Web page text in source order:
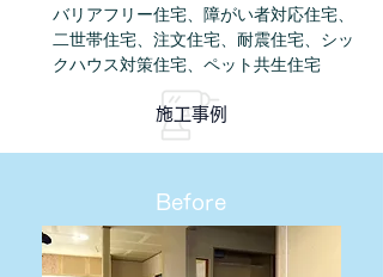
バリアフリー住宅、障がい者対応住宅、
二世帯住宅、注文住宅、耐震住宅、シッ
クハウス対策住宅、ペット共生住宅
施工事例
Before